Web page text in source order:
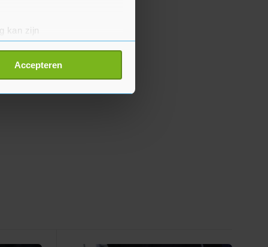
kan zijn
detailgedeelte
Accepteren